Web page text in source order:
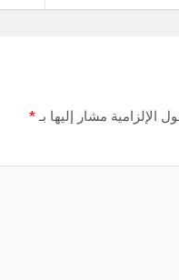
الإلزامية مشار إليها بـ*